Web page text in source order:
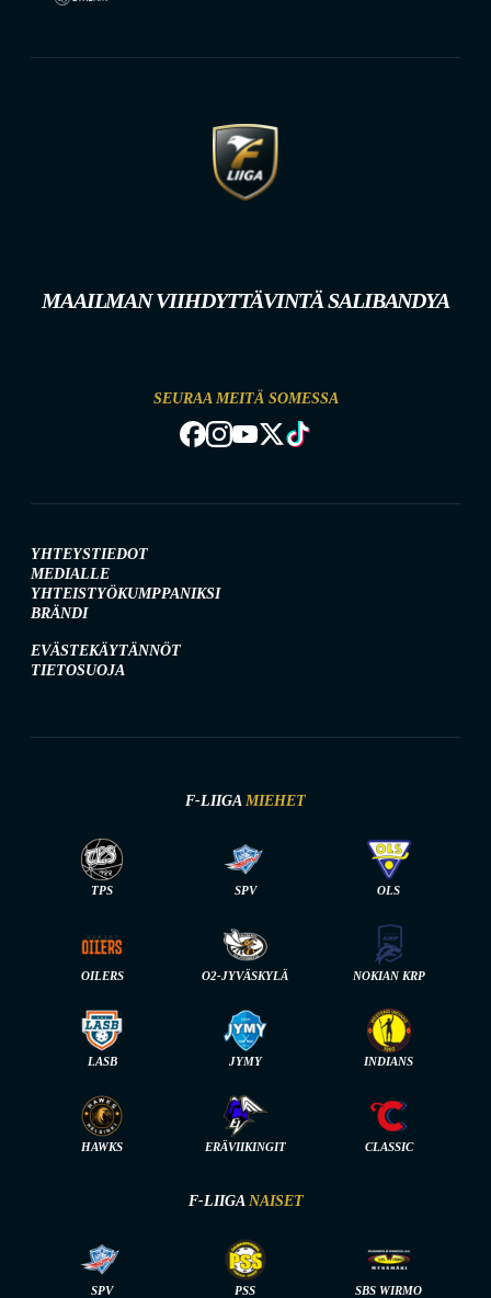
MAAILMAN VIIHDYTTÄVINTÄ SALIBANDYA
SEURAA MEITÄ SOMESSA
YHTEYSTIEDOT
MEDIALLE
YHTEISTYÖKUMPPANIKSI
BRÄNDI
EVÄSTEKÄYTÄNNÖT
TIETOSUOJA
F-LIIGA MIEHET
TPS SPV OLS
OILERS O2-JYVÄSKYLÄ NOKIAN KRP
LASB JYMY INDIANS
HAWKS ERÄVIIKINGIT CLASSIC
F-LIIGA NAISET
SPV PSS SBS WIRMO